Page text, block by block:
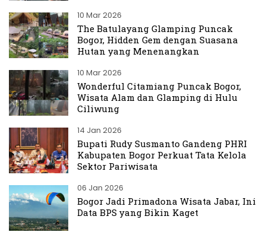
10 Mar 2026
The Batulayang Glamping Puncak
Bogor, Hidden Gem dengan Suasana
Hutan yang Menenangkan
10 Mar 2026
Wonderful Citamiang Puncak Bogor,
Wisata Alam dan Glamping di Hulu
Ciliwung
14 Jan 2026
Bupati Rudy Susmanto Gandeng PHRI
Kabupaten Bogor Perkuat Tata Kelola
Sektor Pariwisata
06 Jan 2026
Bogor Jadi Primadona Wisata Jabar, Ini
Data BPS yang Bikin Kaget